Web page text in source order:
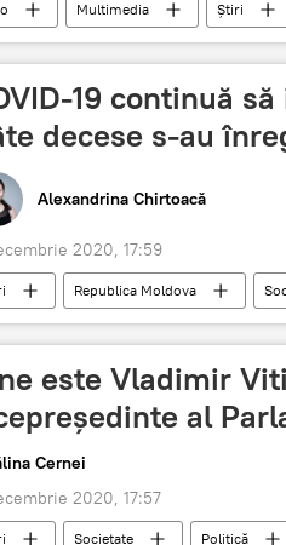
Multimedia Știri
19 continuă
decese s-au
Alexandrina Chirtoacă
2020, 17:59
Republica Moldova
este Vladimir
al
Cernei
2020, 17:57
Societate Politică